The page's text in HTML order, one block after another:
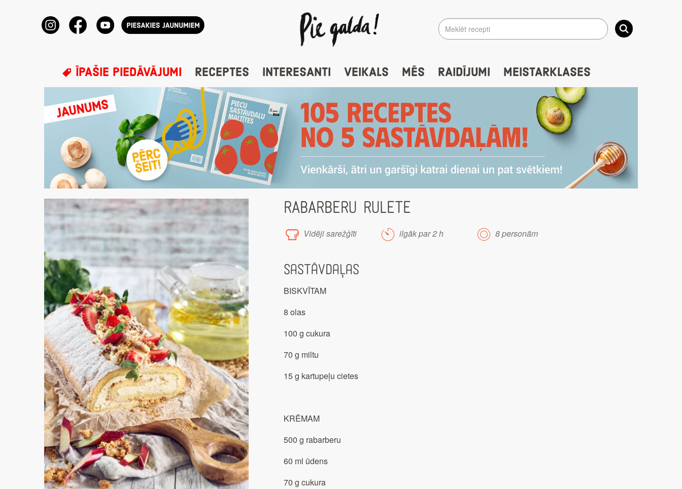
ĪPAŠIE PIEDĀVĀJUMI RECEPTES INTERESANTI VEIKALS MĒS RAIDĪJUMI MEISTARKLASES
RABARBERU RULETE
Vidēji sarežģīti ilgāk par 2 h 8 personām
Sastāvdaļas
BISKVĪTAM
8 olas
100 g cukura
70 g miltu
15 g kartupeļu cietes
KRĒMAM
500 g rabarberu
60 ml ūdens
70 g cukura